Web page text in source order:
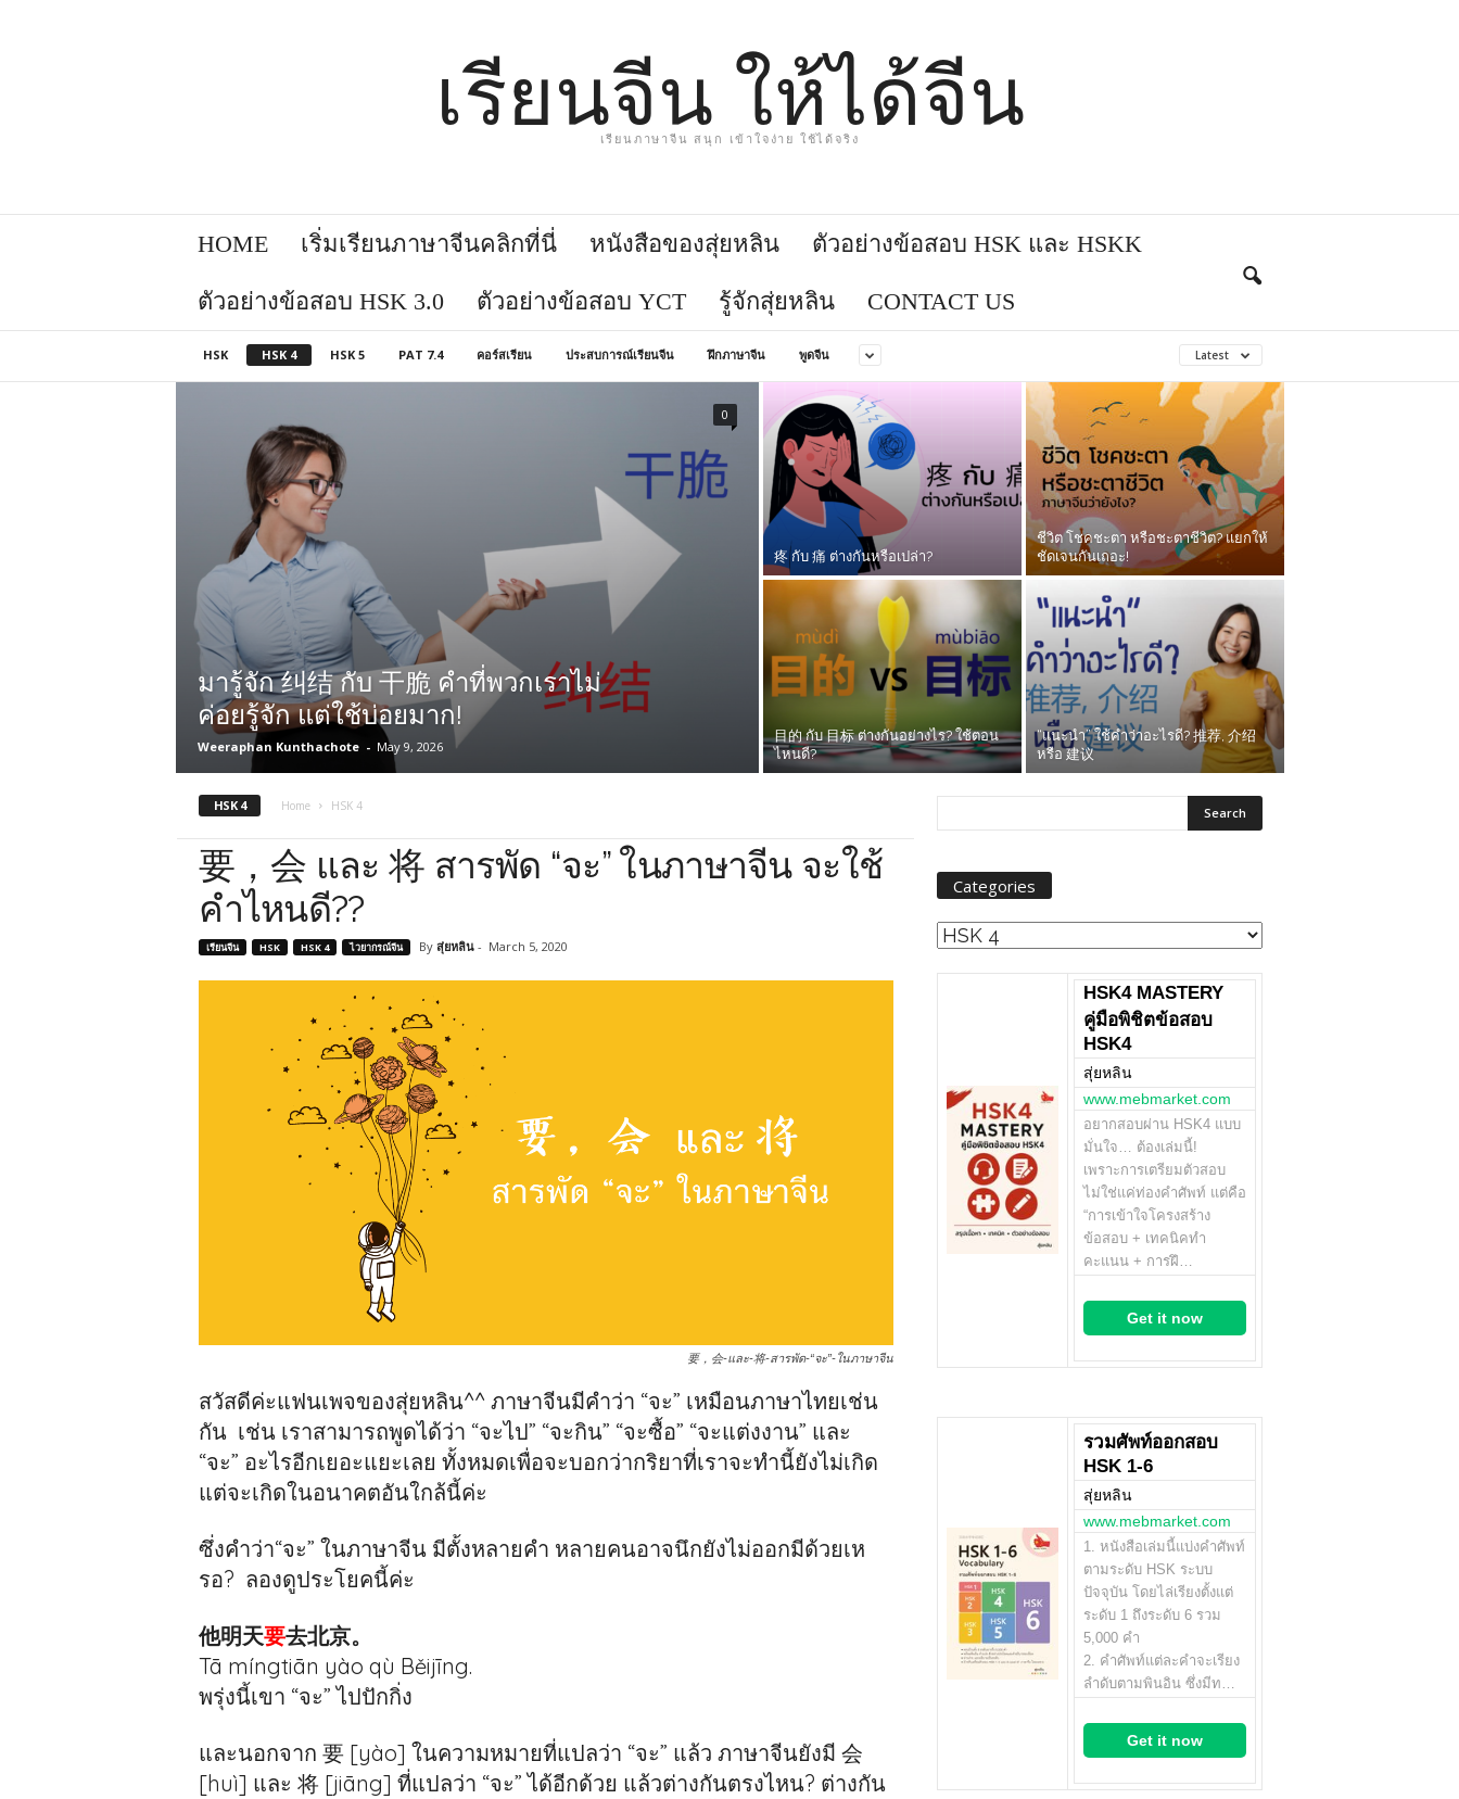
เรียนจีน ให้ได้จีน
เรียนภาษาจีน สนุก เข้าใจง่าย ใช้ได้จริง
HOME เริ่มเรียนภาษาจีนคลิกที่นี่ หนังสือของสุ่ยหลิน ตัวอย่างข้อสอบ HSK และ HSKK
ตัวอย่างข้อสอบ HSK 3.0 ตัวอย่างข้อสอบ YCT รู้จักสุ่ยหลิน CONTACT US
HSK HSK 4 HSK 5 PAT 7.4 คอร์สเรียน ประสบการณ์เรียนจีน ฝึกภาษาจีน พูดจีน Latest
มารู้จัก 纠结 กับ 干脆 คำที่พวกเราไม่
ค่อยรู้จัก แต่ใช้บ่อยมาก!
Weeraphan Kunthachote - May 9, 2026
0
疼 กับ 痛 ต่างกันหรือเปล่า?
ชีวิต โชคชะตา หรือชะตาชีวิต? แยกให้
ชัดเจนกันเถอะ!
目的 กับ 目标 ต่างกันอย่างไร? ใช้ตอน
ไหนดี?
“แนะนำ” ใช้คำว่าอะไรดี? 推荐, 介绍
หรือ 建议
HSK 4 Home HSK 4
要，会 และ 将 สารพัด “จะ” ในภาษาจีน จะใช้
คำไหนดี??
เรียนจีน HSK HSK 4 ไวยากรณ์จีน By สุ่ยหลิน- March 5, 2020
要，会-และ-将-สารพัด-“จะ”-ในภาษาจีน
สวัสดีค่ะแฟนเพจของสุ่ยหลิน^^ ภาษาจีนมีคำว่า “จะ” เหมือนภาษาไทยเช่น
กัน เช่น เราสามารถพูดได้ว่า “จะไป” “จะกิน” “จะซื้อ” “จะแต่งงาน” และ
“จะ” อะไรอีกเยอะแยะเลย ทั้งหมดเพื่อจะบอกว่ากริยาที่เราจะทำนี้ยังไม่เกิด
แต่จะเกิดในอนาคตอันใกล้นี้ค่ะ
ซึ่งคำว่า“จะ” ในภาษาจีน มีตั้งหลายคำ หลายคนอาจนึกยังไม่ออกมีด้วยเห
รอ? ลองดูประโยคนี้ค่ะ
他明天要去北京。
Tā míngtiān yào qù Běijīng.
พรุ่งนี้เขา “จะ” ไปปักกิ่ง
และนอกจาก 要 [yào] ในความหมายที่แปลว่า “จะ” แล้ว ภาษาจีนยังมี 会
[huì] และ 将 [jiāng] ที่แปลว่า “จะ” ได้อีกด้วย แล้วต่างกันตรงไหน? ต่างกัน
Categories
Categories
HSK4 MASTERY
คู่มือพิชิตข้อสอบ
HSK4
สุ่ยหลิน
www.mebmarket.com
อยากสอบผ่าน HSK4 แบบ
มั่นใจ… ต้องเล่มนี้!
เพราะการเตรียมตัวสอบ
ไม่ใช่แค่ท่องคำศัพท์ แต่คือ
“การเข้าใจโครงสร้าง
ข้อสอบ + เทคนิคทำ
คะแนน + การฝึ…
Get it now
รวมศัพท์ออกสอบ
HSK 1-6
สุ่ยหลิน
www.mebmarket.com
1. หนังสือเล่มนี้แบ่งคำศัพท์
ตามระดับ HSK ระบบ
ปัจจุบัน โดยไล่เรียงตั้งแต่
ระดับ 1 ถึงระดับ 6 รวม
5,000 คำ
2. คำศัพท์แต่ละคำจะเรียง
ลำดับตามพินอิน ซึ่งมีท…
Get it now